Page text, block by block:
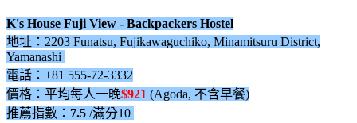
K's House Fuji View - Backpackers Hostel
地址：2203 Funatsu, Fujikawaguchiko, Minamitsuru District,
Yamanashi
電話：+81 555-72-3332
價格：平均每人一晚$921 (Agoda, 不含早餐)
推薦指數： 7.5 /滿分10